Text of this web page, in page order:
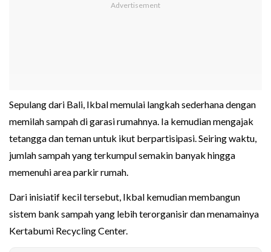
Sepulang dari Bali, Ikbal memulai langkah sederhana dengan
memilah sampah di garasi rumahnya. Ia kemudian mengajak
tetangga dan teman untuk ikut berpartisipasi. Seiring waktu,
jumlah sampah yang terkumpul semakin banyak hingga
memenuhi area parkir rumah.
Dari inisiatif kecil tersebut, Ikbal kemudian membangun
sistem bank sampah yang lebih terorganisir dan menamainya
Kertabumi Recycling Center.